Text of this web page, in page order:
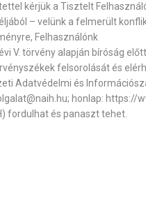
kérjük a Tisztelt
– velünk a felmerült
Felhasználónk
V. törvény alapján bíróság
felsorolását és
Adatvédelmi és
honlap:
fordulhat és panaszt tehet.